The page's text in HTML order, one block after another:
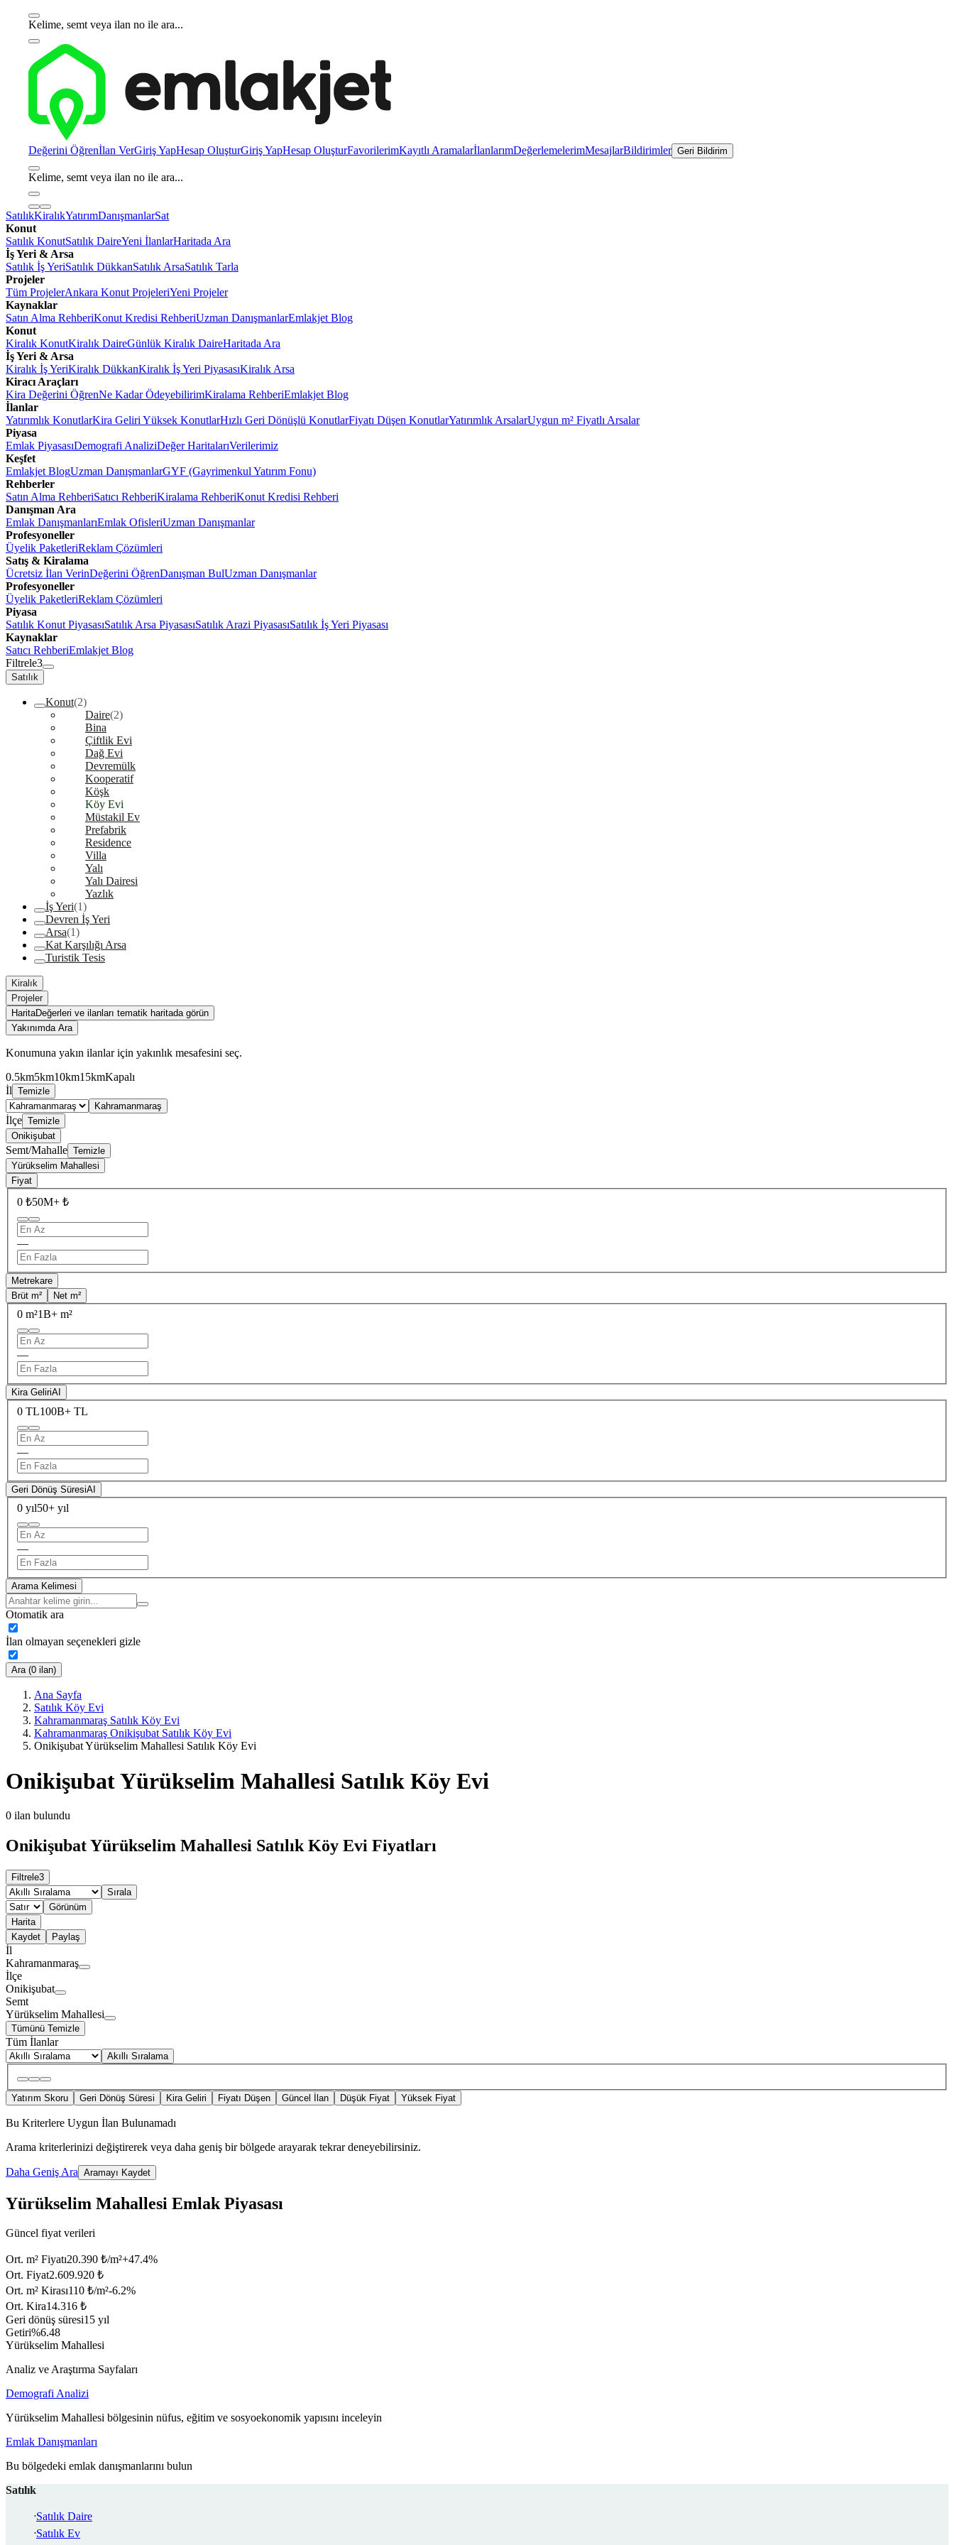
Kelime, semt veya ilan no ile ara...
Değerini Öğrenİlan VerGiriş YapHesap OluşturGiriş YapHesap OluşturFavorilerimKayıtlı AramalarİlanlarımDeğerlemelerimMesajlarBildirimler Geri Bildirim
Kelime, semt veya ilan no ile ara...
SatılıkKiralıkYatırımDanışmanlarSat
Konut
Satılık KonutSatılık DaireYeni İlanlarHaritada Ara
İş Yeri & Arsa
Satılık İş YeriSatılık DükkanSatılık ArsaSatılık Tarla
Projeler
Tüm ProjelerAnkara Konut ProjeleriYeni Projeler
Kaynaklar
Satın Alma RehberiKonut Kredisi RehberiUzman DanışmanlarEmlakjet Blog
Konut
Kiralık KonutKiralık DaireGünlük Kiralık DaireHaritada Ara
İş Yeri & Arsa
Kiralık İş YeriKiralık DükkanKiralık İş Yeri PiyasasıKiralık Arsa
Kiracı Araçları
Kira Değerini ÖğrenNe Kadar ÖdeyebilirimKiralama RehberiEmlakjet Blog
İlanlar
Yatırımlık KonutlarKira Geliri Yüksek KonutlarHızlı Geri Dönüşlü KonutlarFiyatı Düşen KonutlarYatırımlık ArsalarUygun m² Fiyatlı Arsalar
Piyasa
Emlak PiyasasıDemografi AnaliziDeğer HaritalarıVerilerimiz
Keşfet
Emlakjet BlogUzman DanışmanlarGYF (Gayrimenkul Yatırım Fonu)
Rehberler
Satın Alma RehberiSatıcı RehberiKiralama RehberiKonut Kredisi Rehberi
Danışman Ara
Emlak DanışmanlarıEmlak OfisleriUzman Danışmanlar
Profesyoneller
Üyelik PaketleriReklam Çözümleri
Satış & Kiralama
Ücretsiz İlan VerinDeğerini ÖğrenDanışman BulUzman Danışmanlar
Profesyoneller
Üyelik PaketleriReklam Çözümleri
Piyasa
Satılık Konut PiyasasıSatılık Arsa PiyasasıSatılık Arazi PiyasasıSatılık İş Yeri Piyasası
Kaynaklar
Satıcı RehberiEmlakjet Blog
Filtrele3
Satılık
Konut(2)
Daire(2)
Bina
Çiftlik Evi
Dağ Evi
Devremülk
Kooperatif
Köşk
Köy Evi
Müstakil Ev
Prefabrik
Residence
Villa
Yalı
Yalı Dairesi
Yazlık
İş Yeri(1)
Devren İş Yeri
Arsa(1)
Kat Karşılığı Arsa
Turistik Tesis
Kiralık
Projeler
HaritaDeğerleri ve ilanları tematik haritada görün
Yakınımda Ara
Konumuna yakın ilanlar için yakınlık mesafesini seç.
0.5km5km10km15kmKapalı
İl Temizle
Kahramanmaraş
İlçe Temizle
Onikişubat
Semt/Mahalle Temizle
Yürükselim Mahallesi
Fiyat
0 ₺50M+ ₺
—
Metrekare
Brüt m²
Net m²
0 m²1B+ m²
—
Kira GeliriAI
0 TL100B+ TL
—
Geri Dönüş SüresiAI
0 yıl50+ yıl
—
Arama Kelimesi
Otomatik ara
İlan olmayan seçenekleri gizle
Ara (0 ilan)
Ana Sayfa
Satılık Köy Evi
Kahramanmaraş Satılık Köy Evi
Kahramanmaraş Onikişubat Satılık Köy Evi
Onikişubat Yürükselim Mahallesi Satılık Köy Evi
Onikişubat Yürükselim Mahallesi Satılık Köy Evi
0 ilan bulundu
Onikişubat Yürükselim Mahallesi Satılık Köy Evi Fiyatları
Filtrele3
Sırala
Görünüm
Harita
Kaydet
Paylaş
İl
Kahramanmaraş
İlçe
Onikişubat
Semt
Yürükselim Mahallesi
Tümünü Temizle
Tüm İlanlar
Akıllı Sıralama
Yatırım Skoru Geri Dönüş Süresi Kira Geliri Fiyatı Düşen Güncel İlan Düşük Fiyat Yüksek Fiyat
Bu Kriterlere Uygun İlan Bulunamadı
Arama kriterlerinizi değiştirerek veya daha geniş bir bölgede arayarak tekrar deneyebilirsiniz.
Daha Geniş Ara Aramayı Kaydet
Yürükselim Mahallesi Emlak Piyasası
Güncel fiyat verileri
Ort. m² Fiyatı20.390 ₺/m²+47.4%
Ort. Fiyat2.609.920 ₺
Ort. m² Kirası110 ₺/m²-6.2%
Ort. Kira14.316 ₺
Geri dönüş süresi15 yıl
Getiri%6.48
Yürükselim Mahallesi
Analiz ve Araştırma Sayfaları
Demografi Analizi
Yürükselim Mahallesi bölgesinin nüfus, eğitim ve sosyoekonomik yapısını inceleyin
Emlak Danışmanları
Bu bölgedeki emlak danışmanlarını bulun
Satılık
Satılık Daire
Satılık Ev